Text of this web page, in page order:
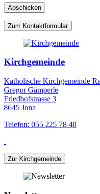
Zum Kontaktformular
Kirchgemeinde
Katholische Kirchgemeinde
Gregor Gämperle
Friedhofstrasse 3
8645 Jona
Telefon: 055 225 78 40
Zur Kirchgemeinde